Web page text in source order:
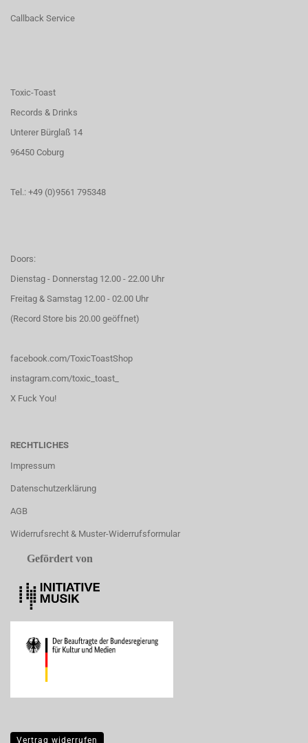
Callback Service
Toxic-Toast
Records & Drinks
Unterer Bürglaß 14
96450 Coburg
Tel.: +49 (0)9561 795348
Doors:
Dienstag - Donnerstag 12.00 - 22.00 Uhr
Freitag & Samstag 12.00 - 02.00 Uhr
(Record Store bis 20.00 geöffnet)
facebook.com/ToxicToastShop
instagram.com/toxic_toast_
X Fuck You!
RECHTLICHES
Impressum
Datenschutzerklärung
AGB
Widerrufsrecht & Muster-Widerrufsformular
Gefördert von
Vertrag widerrufen